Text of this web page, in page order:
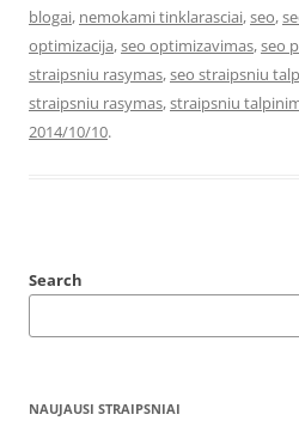
blogai, nemokami tinklarasciai,seo,
optimizacija,seo optimizavimas,seo
straipsniu rasymas,seo straipsniu
straipsniu rasymas,straipsniu
2014/10/10.
Search
NAUJAUSI STRAIPSNIAI